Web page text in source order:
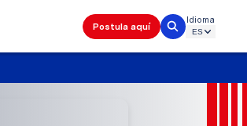
Postula aquí
Idioma